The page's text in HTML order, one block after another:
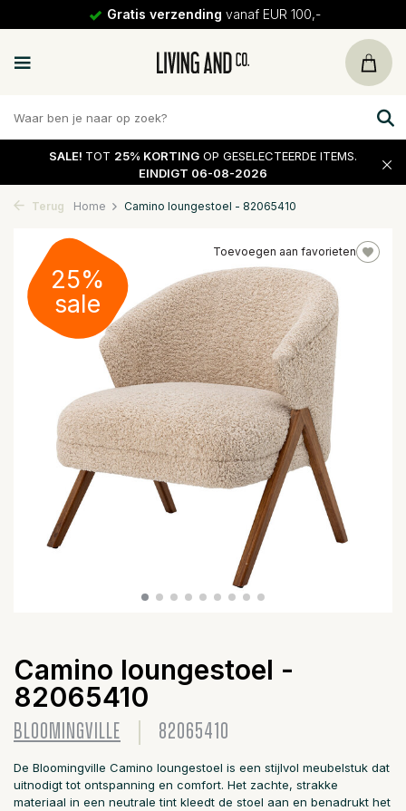
Gratis verzending vanaf EUR 100,-
SALE! TOT 25% KORTING OP GESELECTEERDE ITEMS.
EINDIGT 06-08-2026
Terug Home Camino loungestoel - 82065410
Toevoegen aan favorieten
25%
sale
Camino loungestoel -
82065410
BLOOMINGVILLE 82065410
De Bloomingville Camino loungestoel is een stijlvol meubelstuk dat
uitnodigt tot ontspanning en comfort. Het zachte, strakke
materiaal in een neutrale tint kleedt de stoel aan en benadrukt het